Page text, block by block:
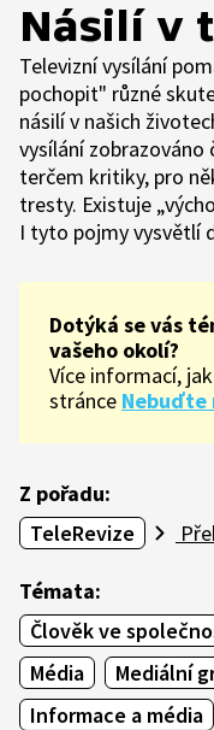
Násilí v
Televizní vysílání
pochopit" různé
násilí v našich
vysílání
terčem kritiky, pro
tresty. Existuje
I tyto pojmy vysvětlí
Dotýká se vás
vašeho okolí?
Více informací,
stránce Nebuďte
Z pořadu:
TeleRevize
Témata:
Člověk ve
Média
Mediální
Informace a média